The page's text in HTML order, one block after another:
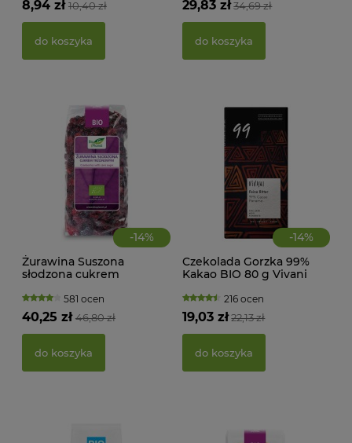
10,40 zł
8,94 zł
do koszyka
34,69 zł
29,83 zł
do koszyka
-14%
Żurawina Suszona
słodzona cukrem
Bio Planet581 ocen
46,80 zł
40,25 zł
do koszyka
-14%
Czekolada Gorzka 99%
Kakao BIO 80 g Vivani
216 ocen
22,13 zł
19,03 zł
do koszyka